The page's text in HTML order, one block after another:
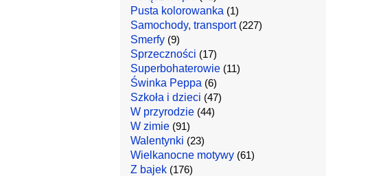
Pusta kolorowanka (1)
Samochody, transport(227)
Smerfy(9)
Sprzeczności (17)
Superbohaterowie(11)
Świnka Peppa (6)
Szkoła i dzieci (47)
W przyrodzie(44)
W zimie(91)
Walentynki (23)
Wielkanocne motywy(61)
Z bajek(176)